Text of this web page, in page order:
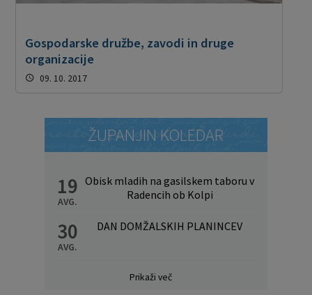
Gospodarske družbe, zavodi in druge
organizacije
09. 10. 2017
ŽUPANJIN KOLEDAR
19
AVG.
Obisk mladih na gasilskem taboru v
Radencih ob Kolpi
30
AVG.
DAN DOMŽALSKIH PLANINCEV
Prikaži več